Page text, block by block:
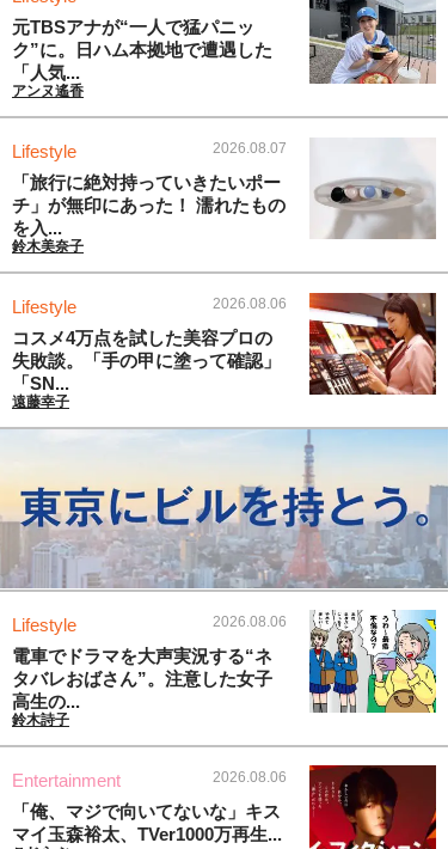
元TBSアナが“一人で猛パニッ
ク”に。日ハム本拠地で遭遇した
「人気...
アンヌ遙香
Lifestyle 2026.08.07
「旅行に絶対持っていきたいポー
チ」が無印にあった！ 濡れたもの
を入...
鈴木美奈子
Lifestyle 2026.08.06
コスメ4万点を試した美容プロの
失敗談。「手の甲に塗って確認」
「SN...
遠藤幸子
Lifestyle 2026.08.06
電車でドラマを大声実況する“ネ
タバレおばさん”。注意した女子
高生の...
鈴木詩子
Entertainment 2026.08.06
「俺、マジで向いてないな」キス
マイ玉森裕太、TVer1000万再生...